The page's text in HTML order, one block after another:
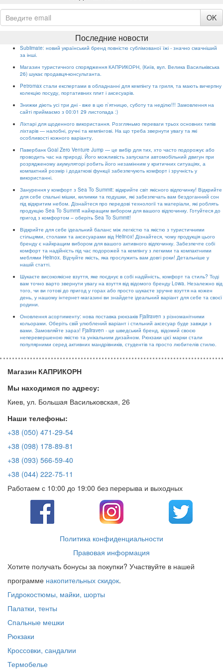
OK
Последние новости
Sublimate: новий український бренд повністю сублімованої їжі - значно смачніший
за інші.
Магазин туристичного спорядження КАПРИКОРН, (Київ, вул. Велика Васильківська
26) шукає продавця-консультанта.
Petromax стали експертами в обладнанні для кемпінгу та гриля, та мають вичерпну
колекцію посуду, портативних плит і аксесуарів.
Знижки діють усі три дні - вже в цю п`ятницю, суботу та неділю!!! Замовлення на
сайті приймаємо з 00:01 29 листопада :)
Ліхтарі для щоденного використання. Розгляньмо переваги трьох основних типів
ліхтарів — налобні, ручні та кемпінгові. На що треба звернути увагу та які
особливості кожного варіанту.
Павербанк Goal Zero Venture Jump — це вибір для тих, хто часто подорожує або
проводить час на природі. Його можливість запускати автомобільний двигун при
розрядженому акумуляторі робить його незамінним у критичних ситуаціях, а
компактний розмір і додаткові функції забезпечують комфорт і зручність у
використанні.
Занурення у комфорт з Sea To Summit: відкрийте світ якісного відпочинку! Відкрийте
для себе спальні мішки, килимки та подушки, які забезпечать вам бездоганний сон
під відкритим небом. Дізнайтеся про передові технології та матеріали, які роблять
продукцію Sea To Summit найкращим вибором для вашого відпочинку. Готуйтеся до
пригод з комфортом – оберіть Sea To Summit!
Відкрийте для себе ідеальний баланс між легкістю та якістю з туристичними
стільцями, столами та аксесуарами від Helinox! Дізнайтеся, чому продукція цього
бренду є найкращим вибором для вашого активного відпочинку. Забезпечте собі
комфорт та надійність під час подорожей та кемпінгу з легкими та компактними
меблями Helinox. Відчуйте якість, яка прослужить вам довгі роки! Детальніше у
нашій статті.
Шукаєте високоякісне взуття, яке поєднує в собі надійність, комфорт та стиль? Тоді
вам точно варто звернути увагу на взуття від відомого бренду Lowa. Незалежно від
того, чи ви готові до пригод у горах або просто шукаєте зручне взуття на кожен
день, у нашому інтернет-магазині ви знайдете ідеальний варіант для себе та своєї
родини.
Оновлення асортименту: нова поставка рюкзаків Fjallraven з різноманітними
кольорами. Оберіть свій улюблений варіант і стильний аксесуар буде завжди з
вами. Замовляйте зараз! Fjallraven - це шведський бренд, відомий своєю
неперевершеною якістю та унікальним дизайном. Рюкзаки цієї марки стали
популярними серед активних мандрівників, студентів та просто любителів стилю.
Магазин КАПРИКОРН
Мы находимся по адресу:
Киев, ул. Большая Васильковская, 26
Наши телефоны:
+38 (050) 471-29-54
+38 (098) 178-89-81
+38 (093) 566-59-40
+38 (044) 222-75-11
Работаем с 10:00 до 19:00 без перерыва и выходных
Политика конфиденциальности
Правовая информация
Хотите получать бонусы за покупки? Участвуйте в нашей
программе накопительных скидок.
Гидрокостюмы, майки, шорты
Палатки, тенты
Спальные мешки
Рюкзаки
Кроссовки, сандалии
Термобелье